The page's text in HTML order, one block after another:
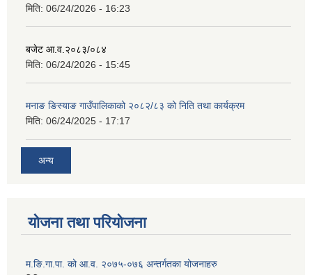
मिति: 06/24/2026 - 16:23
बजेट आ.व.२०८३/०८४
मिति: 06/24/2026 - 15:45
मनाङ ङिस्याङ गाउँपालिकाको २०८२/८३ को निति तथा कार्यक्रम
मिति: 06/24/2025 - 17:17
अन्य
योजना तथा परियोजना
म.ङि.गा.पा. को आ.व. २०७५-०७६ अन्तर्गतका योजनाहरु